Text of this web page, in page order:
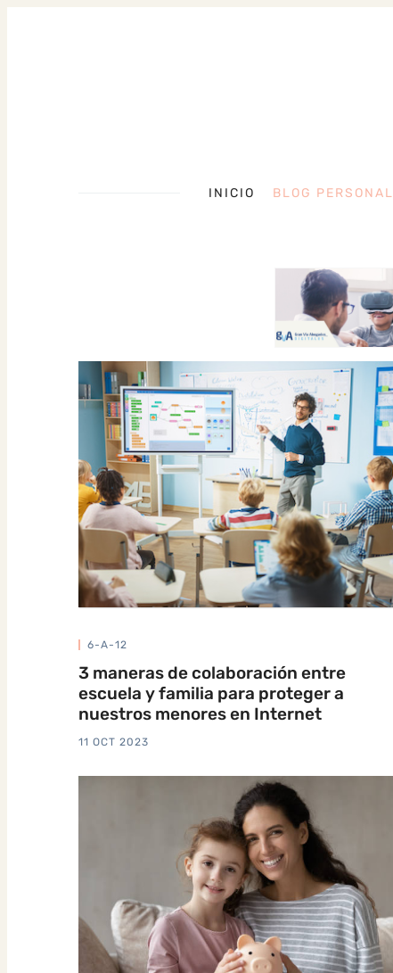
INICIO BLOG PERSONAL
6-A-12
3 maneras de colaboración entre
escuela y familia para proteger a
nuestros menores en Internet
11 OCT 2023